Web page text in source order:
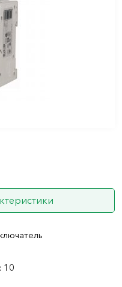
10